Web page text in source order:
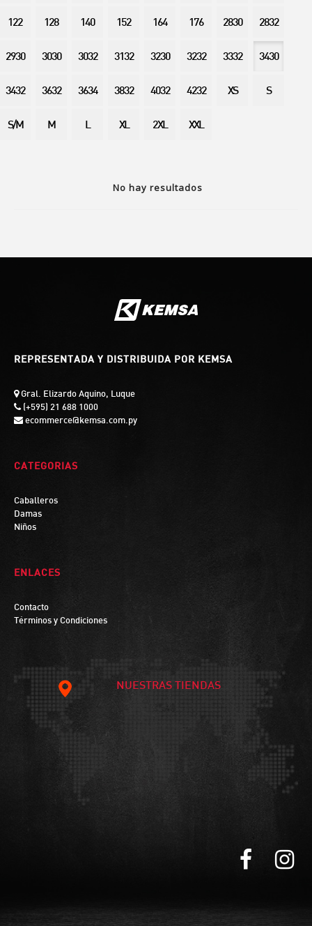
No hay resultados
122 128 140 152 164 176 2830 2832
2930 3030 3032 3132 3230 3232 3332 3430
3432 3632 3634 3832 4032 4232 XS S
S/M M L XL 2XL XXL
REPRESENTADA Y DISTRIBUIDA POR KEMSA
Gral. Elizardo Aquino, Luque
(+595) 21 688 1000
ecommerce@kemsa.com.py
CATEGORIAS
Caballeros
Damas
Niños
ENLACES
Contacto
Términos y Condiciones
NUESTRAS TIENDAS